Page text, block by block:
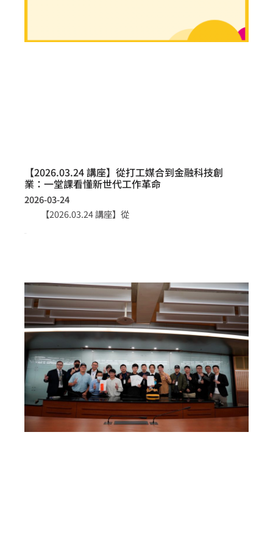
【2026.03.24 講座】從打工媒合到金融科技創
業：一堂課看懂新世代工作革命
2026-03-24
【2026.03.24 講座】從